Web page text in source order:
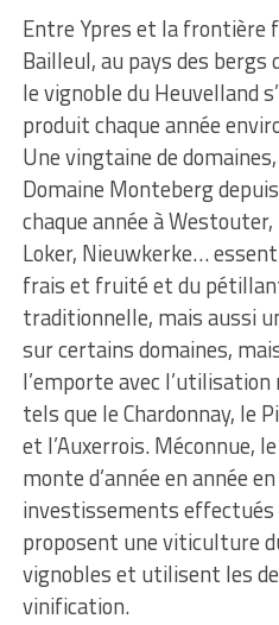
Entre Ypres et la frontière
Bailleul, au pays des bergs
le vignoble du Heuvelland
produit chaque année
Une vingtaine de
Domaine Monteberg
chaque année à
Loker, Nieuwkerke…
frais et fruité et du
traditionnelle, mais aussi
sur certains domaines,
l’emporte avec
tels que le Chardonnay, le
et l’Auxerrois. Méconnue,
monte d’année en année
investissements effectués
proposent une viticulture
vignobles et utilisent les
vinification.